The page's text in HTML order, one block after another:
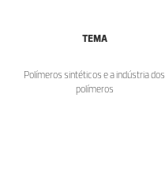
TEMA
Polímeros sintéticos e a indústria dos
polímeros